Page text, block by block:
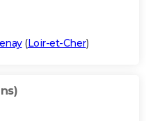
(Loir-et-Cher)